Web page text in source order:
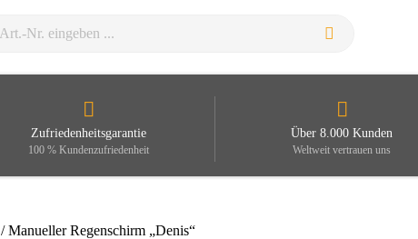
Zufriedenheitsgarantie
100 % Kundenzufriedenheit
Über 8.000 Kunden
Weltweit vertrauen uns
/ Manueller Regenschirm „Denis“